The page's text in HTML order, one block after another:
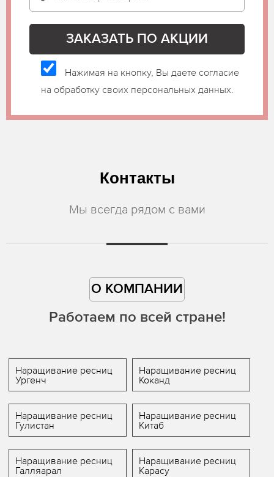
Нажимая на кнопку, Вы даете согласие
на обработку своих персональных данных.
Контакты
Мы всегда рядом с вами
О КОМПАНИИ
Работаем по всей стране!
Наращивание ресниц
Ургенч
Наращивание ресниц
Коканд
Наращивание ресниц
Гулистан
Наращивание ресниц
Китаб
Наращивание ресниц
Галляарал
Наращивание ресниц
Карасу